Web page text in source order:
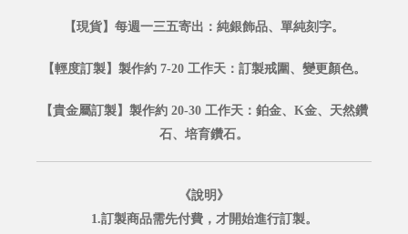
【現貨】每週一三五寄出：純銀飾品、單純刻字。
【輕度訂製】製作約 7-20 工作天：訂製戒圍、變更顏色。
【貴金屬訂製】製作約 20-30 工作天：鉑金、K金、天然鑽
石、培育鑽石。
《說明》
1.訂製商品需先付費，才開始進行訂製。